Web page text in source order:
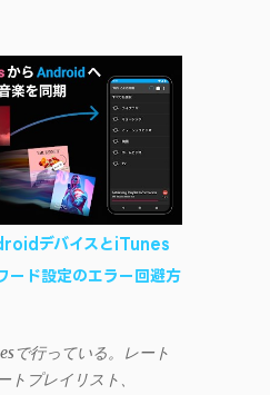
デバイスとiTunes
ド設定のエラー回避方
で行っている。レート
トプレイリスト、